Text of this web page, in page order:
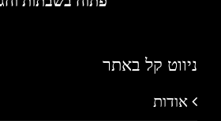
ניווט קל באתר
אודות